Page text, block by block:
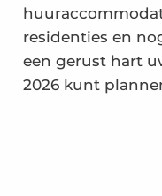
residenties en
een gerust hart
2026 kunt